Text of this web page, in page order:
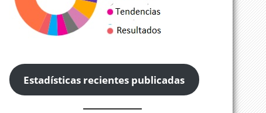
Estadísticas recientes publicadas